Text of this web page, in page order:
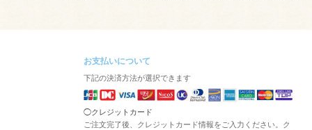
お支払いについて
下記の決済方法が選択できます
◯クレジットカード
ご注文完了後、クレジットカード情報をご入力ください。ク